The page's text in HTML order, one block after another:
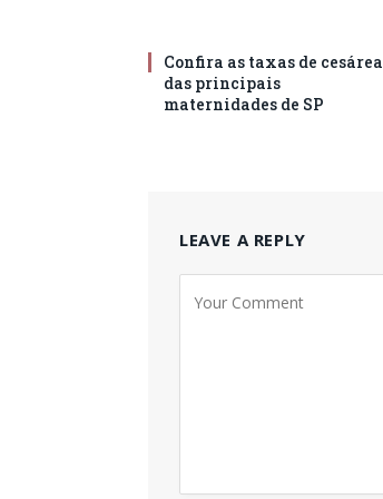
Confira as taxas de cesárea
das principais
maternidades de SP
LEAVE A REPLY